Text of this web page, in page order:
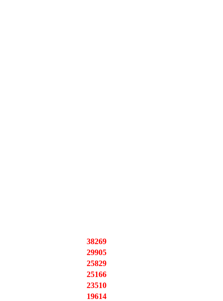
38269
29905
25829
25166
23510
19614